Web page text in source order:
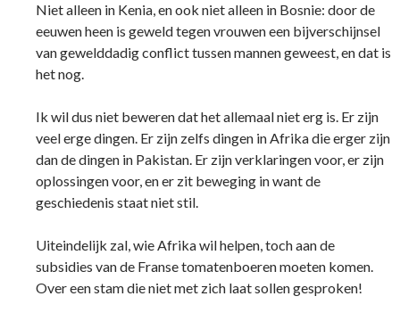
Niet alleen in Kenia, en ook niet alleen in Bosnie: door de
eeuwen heen is geweld tegen vrouwen een bijverschijnsel
van gewelddadig conflict tussen mannen geweest, en dat is
het nog.
Ik wil dus niet beweren dat het allemaal niet erg is. Er zijn
veel erge dingen. Er zijn zelfs dingen in Afrika die erger zijn
dan de dingen in Pakistan. Er zijn verklaringen voor, er zijn
oplossingen voor, en er zit beweging in want de
geschiedenis staat niet stil.
Uiteindelijk zal, wie Afrika wil helpen, toch aan de
subsidies van de Franse tomatenboeren moeten komen.
Over een stam die niet met zich laat sollen gesproken!